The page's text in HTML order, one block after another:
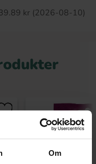
Om
kr (2026-08-10)